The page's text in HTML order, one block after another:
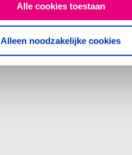
Alle cookies toestaan
Alleen noodzakelijke cookies